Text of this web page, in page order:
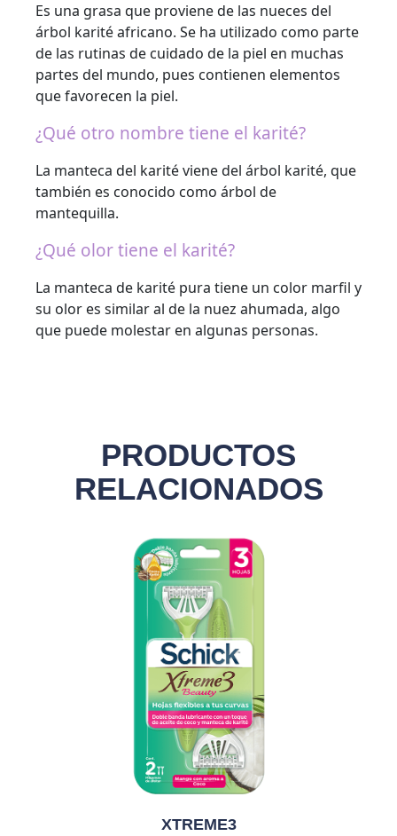
Es una grasa que proviene de las nueces del
árbol karité africano. Se ha utilizado como parte
de las rutinas de cuidado de la piel en muchas
partes del mundo, pues contienen elementos
que favorecen la piel.
¿Qué otro nombre tiene el karité?
La manteca del karité viene del árbol karité, que
también es conocido como árbol de
mantequilla.
¿Qué olor tiene el karité?
La manteca de karité pura tiene un color marfil y
su olor es similar al de la nuez ahumada, algo
que puede molestar en algunas personas.
PRODUCTOS
RELACIONADOS
XTREME3